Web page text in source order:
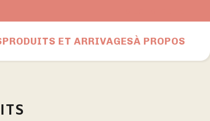
PRODUITS ET ARRIVAGESÀ PROPOS